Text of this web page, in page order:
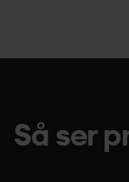
Så ser